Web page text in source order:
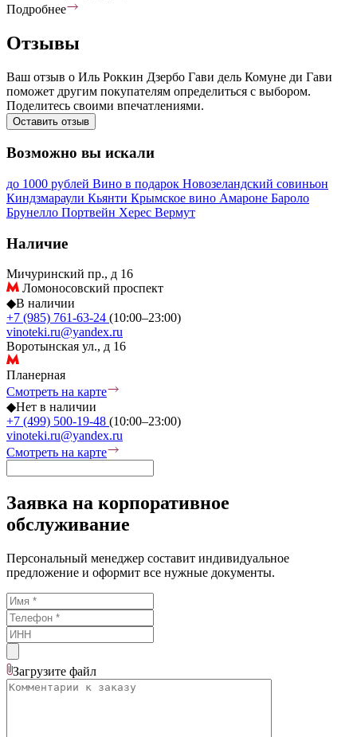
Подробнее
Отзывы
Ваш отзыв о Иль Роккин Дзербо Гави дель Комуне ди Гави
поможет другим покупателям определиться с выбором.
Поделитесь своими впечатлениями.
Оставить отзыв
Возможно вы искали
до 1000 рублей Вино в подарок Новозеландский совиньон
Киндзмараули Кьянти Крымское вино Амароне Бароло
Брунелло Портвейн Херес Вермут
Наличие
Мичуринский пр., д 16
Ломоносовский проспект
◆В наличии
+7 (985) 761-63-24 (10:00–23:00)
vinoteki.ru@yandex.ru
Воротынская ул., д 16
Планерная
Смотреть на карте
◆Нет в наличии
+7 (499) 500-19-48 (10:00–23:00)
vinoteki.ru@yandex.ru
Смотреть на карте
Заявка на корпоративное
обслуживание
Персональный менеджер составит индивидуальное
предложение и оформит все нужные документы.
Загрузите файл